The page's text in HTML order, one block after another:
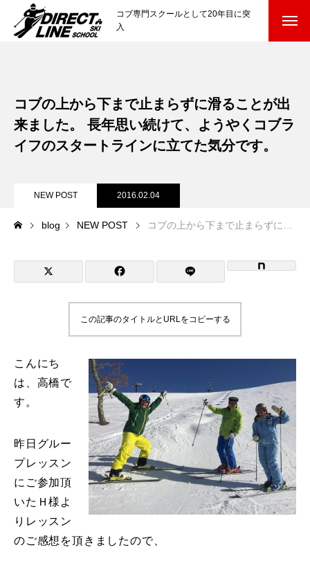
コブ専門スクールとして20年目に突
入
参加までの流れ
参加費のお支払い
各会場の集合場所
スキー場から選ぶ Ski Area
鷲ヶ岳＆高鷲スノーパーク
宮城山形
岩手高原
白馬五竜FA
レッスンテーマから選ぶ Lesson Theme
初級1
初級2
コブの上から下まで止まらずに滑ることが出
来ました。 長年思い続けて、ようやくコブラ
イフのスタートラインに立てた気分です。
NEW POST 2016.02.04
blog NEW POST コブの上から下まで止まらずに滑ることが出来ました。 長年思い続けて、ようやくコブライフのスタートラインに立てた気分です。
この記事のタイトルとURLをコピーする
こんにち
は、高橋で
す。
昨日グルー
プレッスン
にご参加頂
いたＨ様よ
りレッスン
のご感想を頂きましたので、